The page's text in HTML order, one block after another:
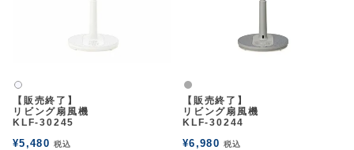
白2
【販売終了】
リビング扇風機
KLF-30245
¥5,480 税込
グレー
【販売終了】
リビング扇風機
KLF-30244
¥6,980 税込